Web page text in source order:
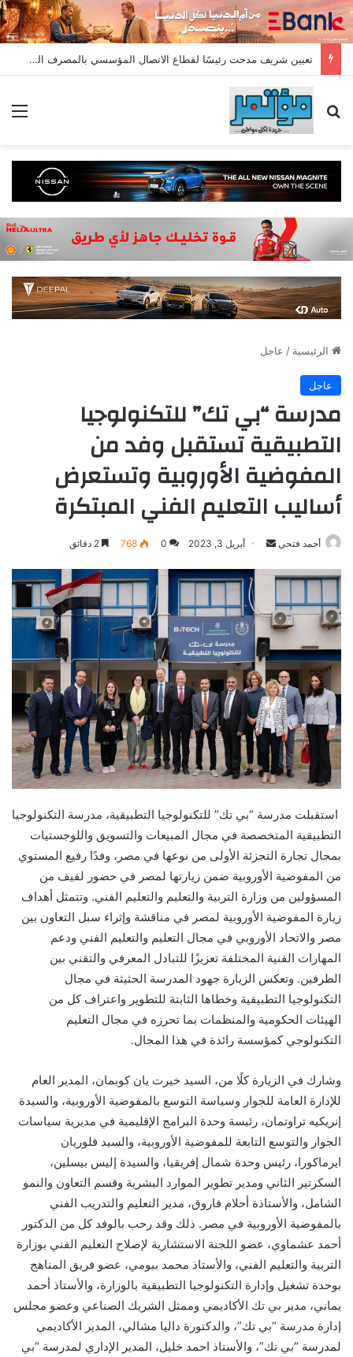
تعيين شريف مدحت رئيسًا لقطاع الاتصال المؤسسي بالمصرف المتحد بخبرة تمتد لأكثر من 18 عامًا
بحث عن
الرئيسية / عاجل
عاجل
مدرسة “بي تك” للتكنولوجيا
التطبيقية تستقبل وفد من
المفوضية الأوروبية وتستعرض
أساليب التعليم الفني المبتكرة
أحمد فتحي
أرسل
إلكترونيا
أبريل 3, 2023 0
768
استقبلت مدرسة “بي تك” للتكنولوجيا التطبيقية، مدرسة التكنولوجيا
التطبيقية المتخصصة في مجال المبيعات والتسويق واللوجستيات
بمجال تجارة التجزئة الأولى من نوعها في مصر، وفدًا رفيع المستوي
من المفوضية الأوروبية ضمن زيارتها لمصر في حضور لفيف من
المسؤولين من وزارة التربية والتعليم والتعليم الفني. وتتمثل أهداف
زيارة المفوضية الأوروبية لمصر في مناقشة وإثراء سبل التعاون بين
مصر والاتحاد الأوروبي في مجال التعليم والتعليم الفني ودعم
المهارات الفنية المختلفة تعزيزًا للتبادل المعرفي والتقني بين
الطرفين. وتعكس الزيارة جهود المدرسة الحثيثة في مجال
التكنولوجيا التطبيقية وخطاها الثابتة للتطوير واعتراف كل من
الهيئات الحكومية والمنظمات بما تحرزه في مجال التعليم
التكنولوجي كمؤسسة رائدة في هذا المجال.
وشارك في الزيارة كلًا من، السيد خيرت يان كوبمان، المدير العام
للإدارة العامة للجوار وسياسة التوسع بالمفوضية الأوروبية، والسيدة
إنريكيه تراوتمان، رئيسة وحدة البرامج الإقليمية في مديرية سياسات
الجوار والتوسع التابعة للمفوضية الأوروبية، والسيد فلوريان
ايرماكورا، رئيس وحدة شمال إفريقيا، والسيدة إليس بيسلين،
السكرتير الثاني ومدير تطوير الموارد البشرية وقسم التعاون والنمو
الشامل، والأستاذة أحلام فاروق، مدير التعليم والتدريب الفني
بالمفوضية الأوروبية في مصر. ذلك وقد رحب بالوفد كل من الدكتور
أحمد عشماوي، عضو اللجنة الاستشارية لإصلاح التعليم الفني بوزارة
التربية والتعليم الفني، والأستاذ محمد بيومي، عضو فريق المناهج
بوحدة تشغيل وإدارة التكنولوجيا التطبيقية بالوزارة، والأستاذ أحمد
يماني، مدير بي تك الأكاديمي وممثل الشريك الصناعي وعضو مجلس
إدارة مدرسة “بي تك”، والدكتورة داليا مشالي، المدير الأكاديمي
لمدرسة “بي تك”، والأستاذ احمد خليل، المدير الإداري لمدرسة “بي